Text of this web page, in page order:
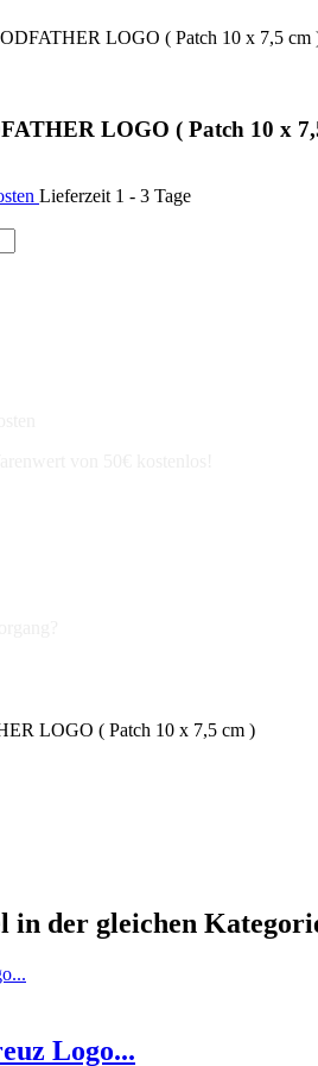
LOGO ( Patch 10 x
Lieferzeit 1 - 3 Tage
LOGO ( Patch 10 x 7,5 cm )
in der gleichen
Logo...